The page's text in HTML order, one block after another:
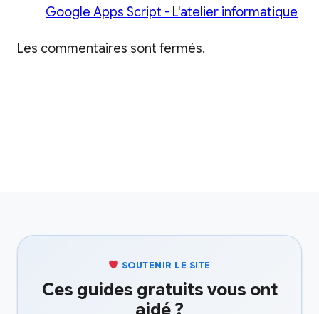
Google Apps Script - L'atelier informatique
Les commentaires sont fermés.
SOUTENIR LE SITE
Ces guides gratuits vous ont
aidé ?